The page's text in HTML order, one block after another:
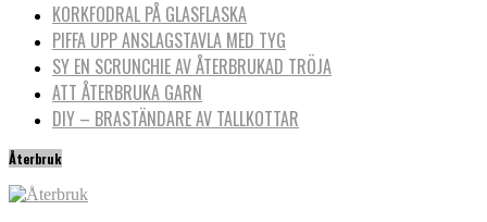
KORKFODRAL PÅ GLASFLASKA
PIFFA UPP ANSLAGSTAVLA MED TYG
SY EN SCRUNCHIE AV ÅTERBRUKAD TRÖJA
ATT ÅTERBRUKA GARN
DIY – BRASTÄNDARE AV TALLKOTTAR
Återbruk